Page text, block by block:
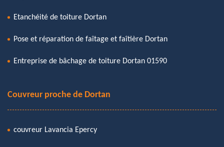
Etanchéité de toiture Dortan
Pose et réparation de faîtage et faîtière Dortan
Entreprise de bâchage de toiture Dortan 01590
Couvreur proche de Dortan
couvreur Lavancia Epercy